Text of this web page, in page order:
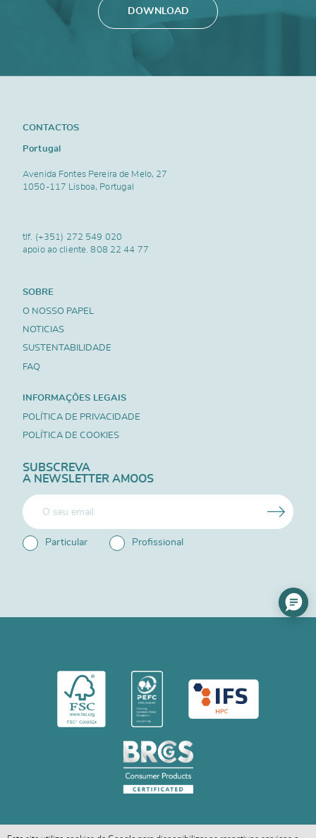
DOWNLOAD
CONTACTOS
Portugal
Avenida Fontes Pereira de Melo, 27
1050-117 Lisboa, Portugal
tlf. (+351) 272 549 020
apoio ao cliente.808 22 44 77
SOBRE
O NOSSO PAPEL
NOTICIAS
SUSTENTABILIDADE
FAQ
INFORMAÇÕES LEGAIS
POLÍTICA DE PRIVACIDADE
POLÍTICA DE COOKIES
SUBSCREVA
A NEWSLETTER AMOOS
Particular Profissional